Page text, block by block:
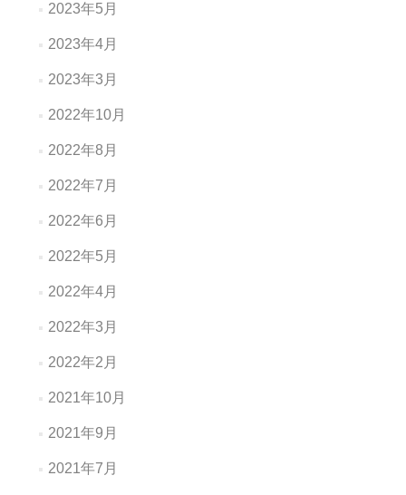
2023年5月
2023年4月
2023年3月
2022年10月
2022年8月
2022年7月
2022年6月
2022年5月
2022年4月
2022年3月
2022年2月
2021年10月
2021年9月
2021年7月